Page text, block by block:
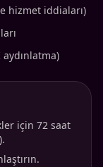
hizmet iddiaları)
için 72 saat